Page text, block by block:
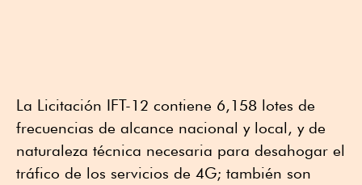
La Licitación IFT-12 contiene 6,158 lotes de
frecuencias de alcance nacional y local, y de
naturaleza técnica necesaria para desahogar el
tráfico de los servicios de 4G; también son